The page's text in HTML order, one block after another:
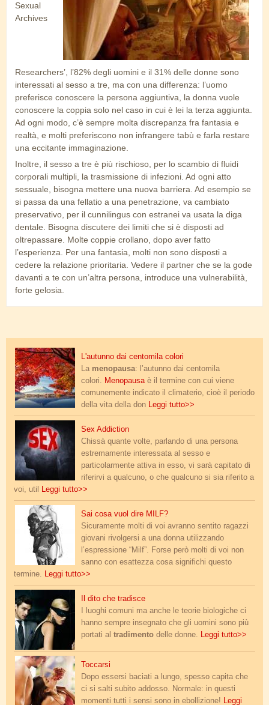
Sexual
Archives
Researchers’, l’82% degli uomini e il 31% delle donne sono
interessati al sesso a tre, ma con una differenza: l’uomo
preferisce conoscere la persona aggiuntiva, la donna vuole
conoscere la coppia solo nel caso in cui è lei la terza aggiunta.
Ad ogni modo, c’è sempre molta discrepanza fra fantasia e
realtà, e molti preferiscono non infrangere tabù e farla restare
una eccitante immaginazione.
Inoltre, il sesso a tre è più rischioso, per lo scambio di fluidi
corporali multipli, la trasmissione di infezioni. Ad ogni atto
sessuale, bisogna mettere una nuova barriera. Ad esempio se
si passa da una fellatio a una penetrazione, va cambiato
preservativo, per il cunnilingus con estranei va usata la diga
dentale. Bisogna discutere dei limiti che si è disposti ad
oltrepassare. Molte coppie crollano, dopo aver fatto
l’esperienza. Per una fantasia, molti non sono disposti a
cedere la relazione prioritaria. Vedere il partner che se la gode
davanti a te con un’altra persona, introduce una vulnerabilità,
forte gelosia.
autunno_colori_2.jpgL'autunno dai centomila colori
La menopausa: l’autunno dai centomila
colori. Menopausa è il termine con cui viene
comunemente indicato il climaterio, cioè il periodo
della vita della don Leggi tutto>>
sex-addiction-1.jpgSex Addiction
Chissà quante volte, parlando di una persona
estremamente interessata al sesso e
particolarmente attiva in esso, vi sarà capitato di
riferirvi a qualcuno, o che qualcuno si sia riferito a
voi, util
Leggi tutto>>
milf.jpg
Sai cosa vuol dire MILF?
Sicuramente molti di voi avranno sentito ragazzi
giovani rivolgersi a una donna utilizzando
l’espressione “Milf”. Forse però molti di voi non
sanno con esattezza cosa significhi questo
termine. Leggi tutto>>
dito_tradimento.jpgIl dito che tradisce
I luoghi comuni ma anche le teorie biologiche ci
hanno sempre insegnato che gli uomini sono più
portati al tradimento delle donne. Leggi tutto>>
accendere_desiderio.jpg
Toccarsi
Dopo essersi baciati a lungo, spesso capita che
ci si salti subito addosso. Normale: in questi
momenti tutti i sensi sono in ebollizione! Leggi